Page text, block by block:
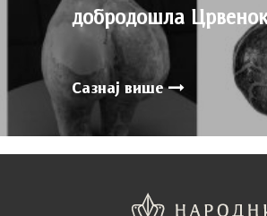
добродошла
Сазнај више